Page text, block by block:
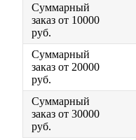
Суммарный
заказ от 10000
руб.
Суммарный
заказ от 20000
руб.
Суммарный
заказ от 30000
руб.